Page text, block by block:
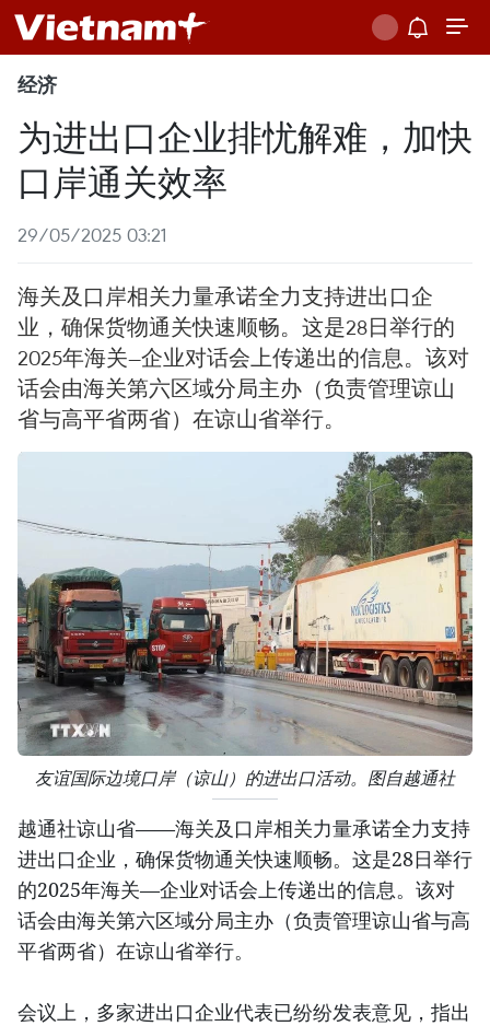
经济
为进出口企业排忧解难，加快
口岸通关效率
29/05/2025 03:21
海关及口岸相关力量承诺全力支持进出口企
业，确保货物通关快速顺畅。这是28日举行的
2025年海关—企业对话会上传递出的信息。该对
话会由海关第六区域分局主办（负责管理谅山
省与高平省两省）在谅山省举行。
友谊国际边境口岸（谅山）的进出口活动。图自越通社
越通社谅山省——海关及口岸相关力量承诺全力支持
进出口企业，确保货物通关快速顺畅。这是28日举行
的2025年海关—企业对话会上传递出的信息。该对
话会由海关第六区域分局主办（负责管理谅山省与高
平省两省）在谅山省举行。
会议上，多家进出口企业代表已纷纷发表意见，指出